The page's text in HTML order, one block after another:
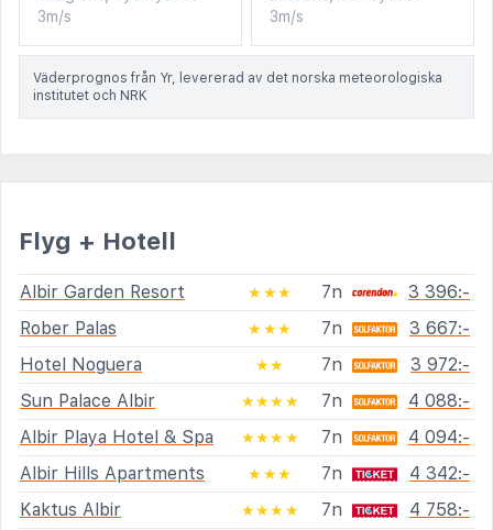
3m/s
3m/s
Väderprognos från Yr, levererad av det norska meteorologiska
institutet och NRK
Flyg + Hotell
Albir Garden Resort ★★★ 7n
3 396:-
Rober Palas
★★★ 7n
3 667:-
Hotel Noguera
★★ 7n
3 972:-
Sun Palace Albir
★★★★ 7n
4 088:-
Albir Playa Hotel & Spa
★★★★ 7n
4 094:-
Albir Hills Apartments
★★★ 7n
4 342:-
Kaktus Albir
★★★★ 7n 4 758:-